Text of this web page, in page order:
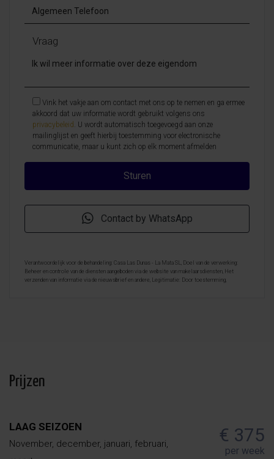
Vraag
Vink het vakje aan om contact met ons op te nemen en ga ermee
akkoord dat uw informatie wordt gebruikt volgens ons
privacybeleid . U wordt automatisch toegevoegd aan onze
mailinglijst en geeft hierbij toestemming voor electronische
communicatie, maar u kunt zich op elk moment afmelden
Contact by WhatsApp
Verantwoordelijk voor de behandeling: Casa Las Dunas - La Mata SL, Doel van de verwerking:
Beheer en controle van de diensten aangeboden via de website van makelaarsdiensten, Het
verzenden van informatie via de nieuwsbrief en andere, Legitimatie: Door toestemming,
Prijzen
LAAG SEIZOEN
November, december, januari, februari,
€ 375
per week